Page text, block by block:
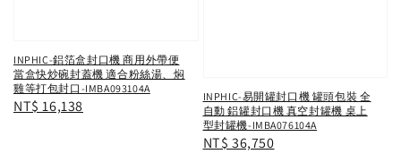
INPHIC-鋁箔盒封口機 商用外帶便
當盒快炒碗封蓋機 適合粉絲湯、焖
雞等打包封口-IMBA093104A
Regular
NT$ 16,138
INPHIC-易開罐封口機 罐頭包裝 全
自動 鋁罐封口機 真空封罐機 桌上
型封罐機-IMBA076104A
Regular
NT$ 36,750